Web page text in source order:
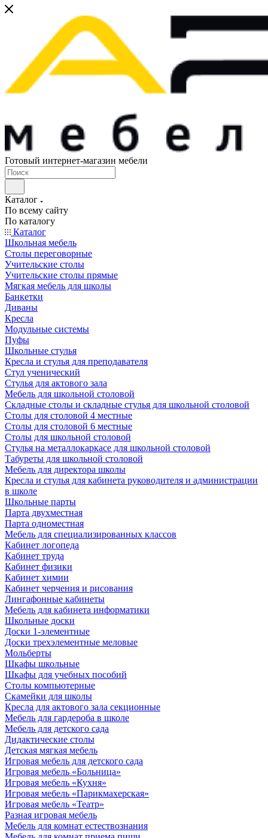
Готовый интернет-магазин мебели
Каталог
По всему сайту
По каталогу
Каталог
Школьная мебель
Столы переговорные
Учительские столы
Учительские столы прямые
Мягкая мебель для школы
Банкетки
Диваны
Кресла
Модульные системы
Пуфы
Школьные стулья
Кресла и стулья для преподавателя
Стул ученический
Стулья для актового зала
Мебель для школьной столовой
Складные столы и складные стулья для школьной столовой
Столы для столовой 4 местные
Столы для столовой 6 местные
Столы для школьной столовой
Стулья на металлокаркасе для школьной столовой
Табуреты для школьной столовой
Мебель для директора школы
Кресла и стулья для кабинета руководителя и администрации
в школе
Школьные парты
Парта двухместная
Парта одноместная
Мебель для специализированных классов
Кабинет логопеда
Кабинет труда
Кабинет физики
Кабинет химии
Кабинет черчения и рисования
Лингафонные кабинеты
Мебель для кабинета информатики
Школьные доски
Доски 1-элементные
Доски трехэлементные меловые
Мольберты
Шкафы школьные
Шкафы для учебных пособий
Столы компьютерные
Скамейки для школы
Кресла для актового зала секционные
Мебель для гардероба в школе
Мебель для детского сада
Дидактические столы
Детская мягкая мебель
Игровая мебель для детского сада
Игровая мебель «Больница»
Игровая мебель «Кухня»
Игровая мебель «Парикмахерская»
Игровая мебель «Театр»
Разная игровая мебель
Мебель для комнат естествознания